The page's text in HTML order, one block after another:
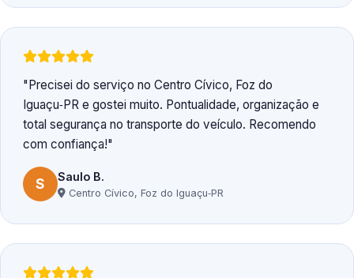
Precisei do serviço no Centro Cívico, Foz do
Iguaçu‑PR e gostei muito. Pontualidade, organização e
total segurança no transporte do veículo. Recomendo
com confiança!
S Saulo B.
Centro Cívico, Foz do Iguaçu‑PR